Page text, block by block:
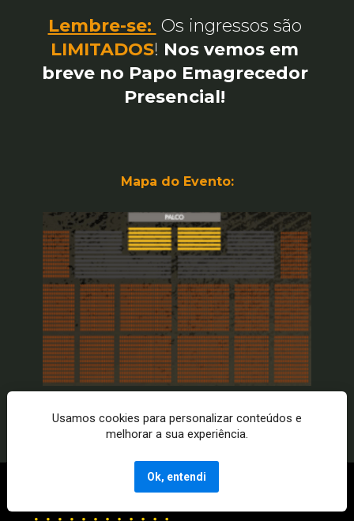
Lembre-se:
LIMITADOS! Nos vemos em
breve no Papo Emagrecedor
Presencial!
Mapa do Evento:
Usamos cookies para personalizar conteúdos e
melhorar a sua experiência.
Ok, entendi